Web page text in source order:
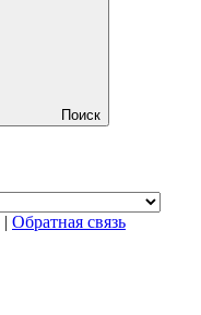
Поиск
| Обратная связь